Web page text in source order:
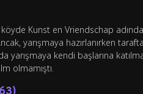
Kunst en Vriendschap
yarışmaya hazırlanırken
yarışmaya kendi başlarına
olmamıştı.